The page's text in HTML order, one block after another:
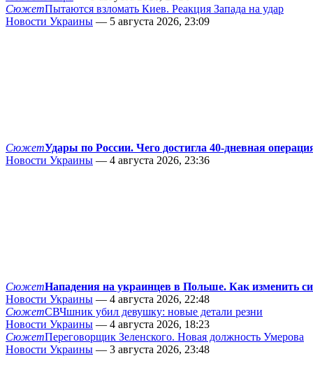
СюжетПытаются взломать Киев. Реакция Запада на удар
Новости Украины — 5 августа 2026, 23:09
СюжетУдары по России. Чего достигла 40-дневная
Новости Украины — 4 августа 2026, 23:36
СюжетНападения на украинцев в Польше. Как изменить
Новости Украины — 4 августа 2026, 22:48
СюжетСВЧшник убил девушку: новые детали резни
Новости Украины — 4 августа 2026, 18:23
СюжетПереговорщик Зеленского. Новая должность Умерова
Новости Украины — 3 августа 2026, 23:48